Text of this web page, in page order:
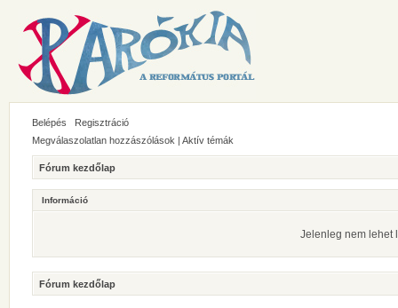
Belépés
Regisztráció
Megválaszolatlan hozzászólások | Aktív témák
Fórum kezdőlap
Információ
Jelenleg nem lehet
Fórum kezdőlap